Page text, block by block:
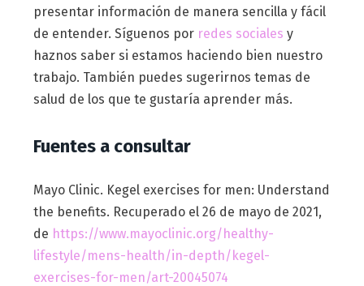
presentar información de manera sencilla y fácil
de entender. Síguenos por redes sociales y
haznos saber si estamos haciendo bien nuestro
trabajo. También puedes sugerirnos temas de
salud de los que te gustaría aprender más.
Fuentes a consultar
Mayo Clinic. Kegel exercises for men: Understand
the benefits. Recuperado el 26 de mayo de 2021,
de https://www.mayoclinic.org/healthy-
lifestyle/mens-health/in-depth/kegel-
exercises-for-men/art-20045074